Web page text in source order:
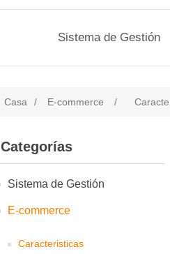
Sistema de Gestión
Casa / E-commerce /
Categorías
Sistema de Gestión
E-commerce
Caracteristicas